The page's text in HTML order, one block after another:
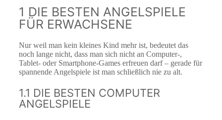
1 DIE BESTEN ANGELSPIELE
FÜR ERWACHSENE
Nur weil man kein kleines Kind mehr ist, bedeutet das
noch lange nicht, dass man sich nicht an Computer-,
Tablet- oder Smartphone-Games erfreuen darf – gerade für
spannende Angelspiele ist man schließlich nie zu alt.
1.1 DIE BESTEN COMPUTER
ANGELSPIELE